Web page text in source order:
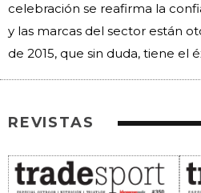
celebración se reafirma la
y las marcas del sector están
de 2015, que sin duda, tiene el
REVISTAS